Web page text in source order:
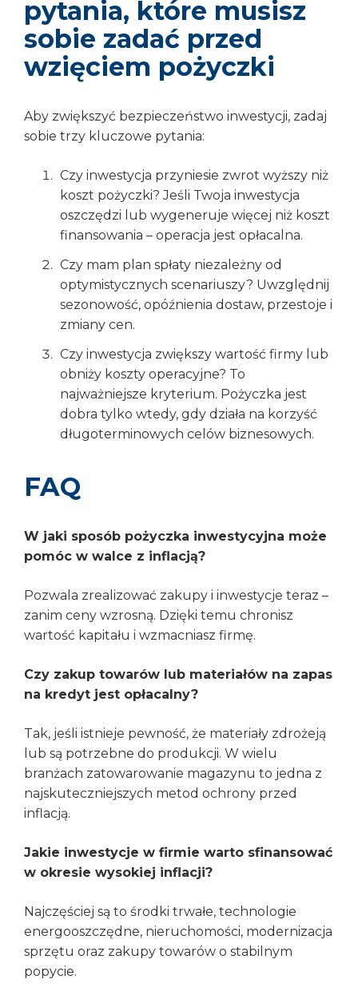
pytania, które musisz
sobie zadać przed
wzięciem pożyczki
Aby zwiększyć bezpieczeństwo inwestycji, zadaj
sobie trzy kluczowe pytania:
Czy inwestycja przyniesie zwrot wyższy niż
koszt pożyczki? Jeśli Twoja inwestycja
oszczędzi lub wygeneruje więcej niż koszt
finansowania – operacja jest opłacalna.
Czy mam plan spłaty niezależny od
optymistycznych scenariuszy? Uwzględnij
sezonowość, opóźnienia dostaw, przestoje i
zmiany cen.
Czy inwestycja zwiększy wartość firmy lub
obniży koszty operacyjne? To
najważniejsze kryterium. Pożyczka jest
dobra tylko wtedy, gdy działa na korzyść
długoterminowych celów biznesowych.
FAQ
W jaki sposób pożyczka inwestycyjna może
pomóc w walce z inflacją?
Pozwala zrealizować zakupy i inwestycje teraz –
zanim ceny wzrosną. Dzięki temu chronisz
wartość kapitału i wzmacniasz firmę.
Czy zakup towarów lub materiałów na zapas
na kredyt jest opłacalny?
Tak, jeśli istnieje pewność, że materiały zdrożeją
lub są potrzebne do produkcji. W wielu
branżach zatowarowanie magazynu to jedna z
najskuteczniejszych metod ochrony przed
inflacją.
Jakie inwestycje w firmie warto sfinansować
w okresie wysokiej inflacji?
Najczęściej są to środki trwałe, technologie
energooszczędne, nieruchomości, modernizacja
sprzętu oraz zakupy towarów o stabilnym
popycie.